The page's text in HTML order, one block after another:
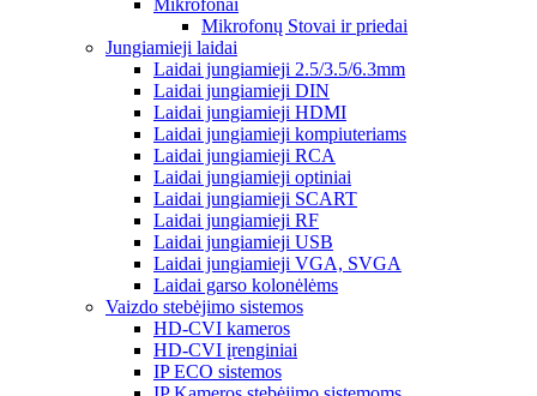
Mikrofonai
Mikrofonų Stovai ir priedai
Jungiamieji laidai
Laidai jungiamieji 2.5/3.5/6.3mm
Laidai jungiamieji DIN
Laidai jungiamieji HDMI
Laidai jungiamieji kompiuteriams
Laidai jungiamieji RCA
Laidai jungiamieji optiniai
Laidai jungiamieji SCART
Laidai jungiamieji RF
Laidai jungiamieji USB
Laidai jungiamieji VGA, SVGA
Laidai garso kolonėlėms
Vaizdo stebėjimo sistemos
HD-CVI kameros
HD-CVI įrenginiai
IP ECO sistemos